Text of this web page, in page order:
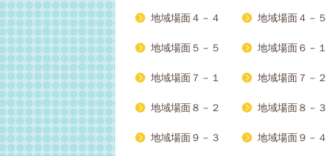
地域場面４－４ 地域場面４－５
地域場面５－５ 地域場面６－１
地域場面７－１ 地域場面７－２
地域場面８－２ 地域場面８－３
地域場面９－３ 地域場面９－４